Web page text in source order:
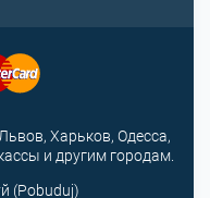
(Pobuduj)
Харьков, Одесса,
и другим городам.